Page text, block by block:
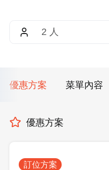
優惠方案 菜單內容
優惠方案
訂位方案